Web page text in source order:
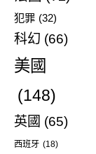
犯罪 (32)
科幻 (66)
美國
(148)
英國 (65)
西班牙 (18)